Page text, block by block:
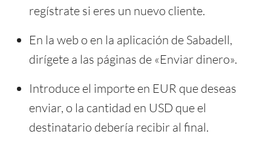
regístrate si eres un nuevo cliente.
En la web o en la aplicación de Sabadell,
dirígete a las páginas de «Enviar dinero».
Introduce el importe en EUR que deseas
enviar, o la cantidad en USD que el
destinatario debería recibir al final.